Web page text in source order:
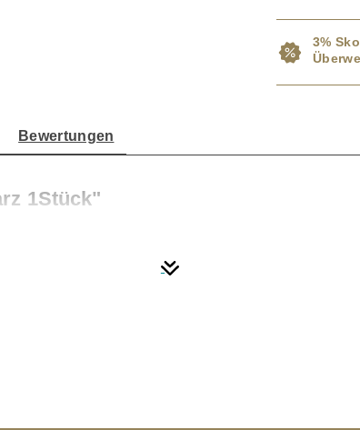
3%
Bewertungen
1Stück"